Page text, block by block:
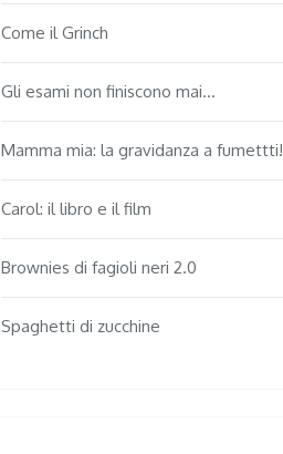
Come il Grinch
Gli esami non finiscono mai...
Mamma mia: la gravidanza a fumettti!
Carol: il libro e il film
Brownies di fagioli neri 2.0
Spaghetti di zucchine